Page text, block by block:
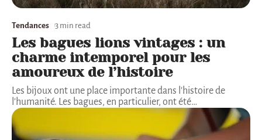
Tendances 3 min read
Les bagues lions vintages : un
charme intemporel pour les
amoureux de l’histoire
Les bijoux ont une place importante dans l'histoire de
l'humanité. Les bagues, en particulier, ont été…